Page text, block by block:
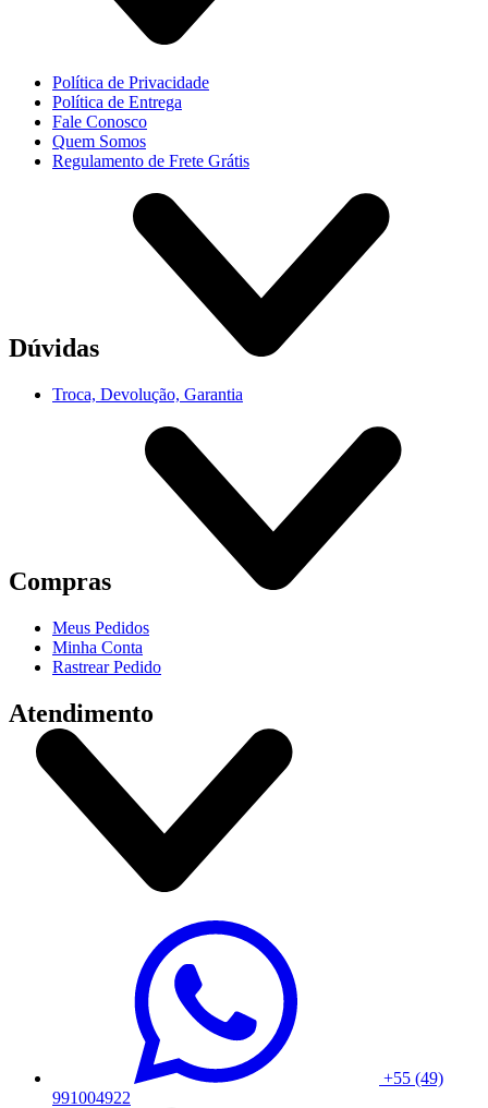
Política de Privacidade
Política de Entrega
Fale Conosco
Quem Somos
Regulamento de Frete Grátis
Dúvidas
Troca, Devolução, Garantia
Compras
Meus Pedidos
Minha Conta
Rastrear Pedido
Atendimento
+55 (49)
991004922